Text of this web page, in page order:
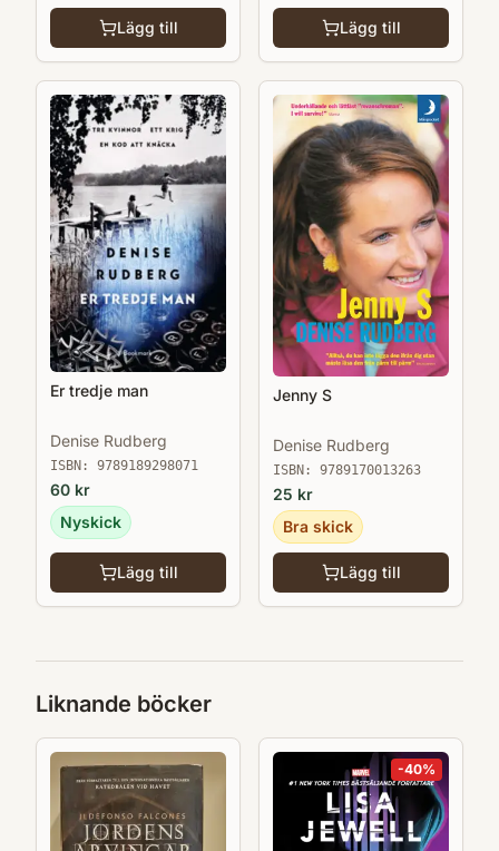
Lägg till Lägg till
Er tredje man
Denise Rudberg
ISBN: 9789189298071
60 kr
Nyskick
Lägg till
Jenny S
Denise Rudberg
ISBN: 9789170013263
25 kr
Bra skick
Lägg till
Liknande böcker
-40%